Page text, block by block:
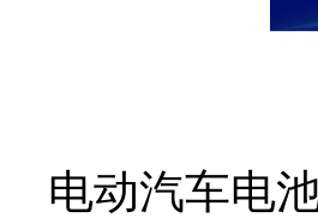
电动汽车电